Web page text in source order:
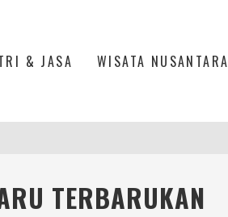
& JASA WISATA NUSANTARA
II, PALEMBANG
TERBARUKAN